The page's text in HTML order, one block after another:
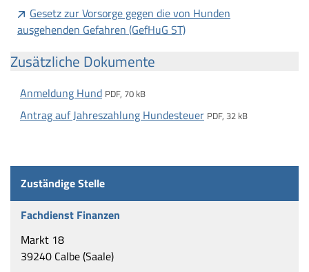
Gesetz zur Vorsorge gegen die von Hunden
ausgehenden Gefahren (GefHuG ST)
Zusätzliche Dokumente
Anmeldung Hund PDF, 70 kB
Antrag auf Jahreszahlung Hundesteuer PDF, 32 kB
Zuständige Stelle
Fachdienst Finanzen
Markt 18
39240 Calbe (Saale)